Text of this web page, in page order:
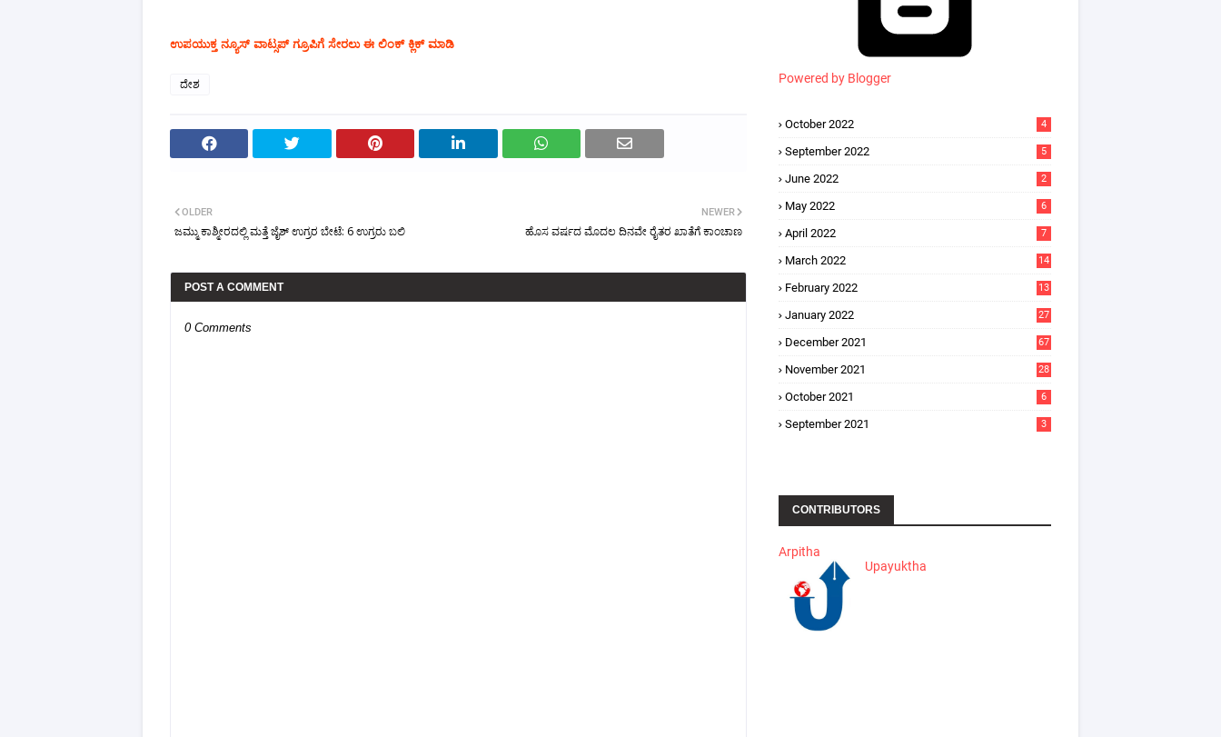
ಉಪಯುಕ್ತ ನ್ಯೂಸ್‌ ವಾಟ್ಸಪ್‌ ಗ್ರೂಪಿಗೆ ಸೇರಲು ಈ ಲಿಂಕ್ ಕ್ಲಿಕ್ ಮಾಡಿ
ದೇಶ
NEWER
ಹೊಸ ವರ್ಷದ ಮೊದಲ ದಿನವೇ ರೈತರ ಖಾತೆಗೆ ಕಾಂಚಾಣ
OLDER
ಜಮ್ಮು ಕಾಶ್ಮೀರದಲ್ಲಿ ಮತ್ತೆ ಜೈಶ್ ಉಗ್ರರ ಬೇಟೆ: 6 ಉಗ್ರರು ಬಲಿ
POST A COMMENT
0 Comments
Powered by Blogger
October 2022 4
September 2022 5
June 2022 2
May 2022 6
April 2022 7
March 2022 14
February 2022 13
January 2022 27
December 2021 67
November 2021 28
October 2021 6
September 2021 3
CONTRIBUTORS
Arpitha
Upayuktha